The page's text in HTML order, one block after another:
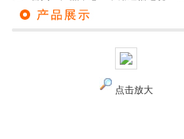
点击放大